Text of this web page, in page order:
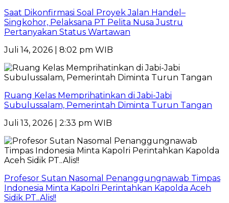
Saat Dikonfirmasi Soal Proyek Jalan Handel–
Singkohor, Pelaksana PT Pelita Nusa Justru
Pertanyakan Status Wartawan
Juli 14, 2026 | 8:02 pm WIB
Ruang Kelas Memprihatinkan di Jabi-Jabi
Subulussalam, Pemerintah Diminta Turun Tangan
Juli 13, 2026 | 2:33 pm WIB
Profesor Sutan Nasomal Penanggungnawab Timpas
Indonesia Minta Kapolri Perintahkan Kapolda Aceh
Sidik PT..Alis!!